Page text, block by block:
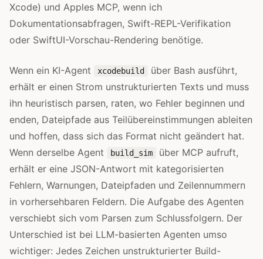
Xcode) und Apples MCP, wenn ich
Dokumentationsabfragen, Swift-REPL-Verifikation
oder SwiftUI-Vorschau-Rendering benötige.
Wenn ein KI-Agent xcodebuild
über Bash ausführt,
erhält er einen Strom unstrukturierten Texts und muss
ihn heuristisch parsen, raten, wo Fehler beginnen und
enden, Dateipfade aus Teilübereinstimmungen ableiten
und hoffen, dass sich das Format nicht geändert hat.
Wenn derselbe Agent
build_sim
über MCP aufruft,
erhält er eine JSON-Antwort mit kategorisierten
Fehlern, Warnungen, Dateipfaden und Zeilennummern
in vorhersehbaren Feldern. Die Aufgabe des Agenten
verschiebt sich vom Parsen zum Schlussfolgern. Der
Unterschied ist bei LLM-basierten Agenten umso
wichtiger: Jedes Zeichen unstrukturierter Build-